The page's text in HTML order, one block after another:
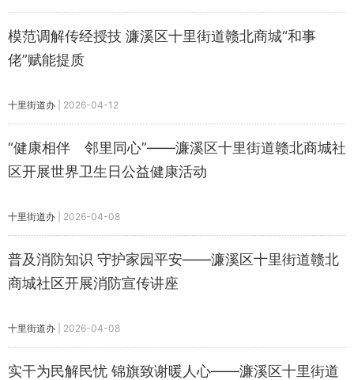
模范调解传经授技 濂溪区十里街道赣北商城“和事
佬”赋能提质
十里街道办 2026-04-12
“健康相伴 邻里同心”——濂溪区十里街道赣北商城社
区开展世界卫生日公益健康活动
十里街道办 2026-04-08
普及消防知识 守护家园平安——濂溪区十里街道赣北
商城社区开展消防宣传讲座
十里街道办 2026-04-08
实干为民解民忧 锦旗致谢暖人心——濂溪区十里街道